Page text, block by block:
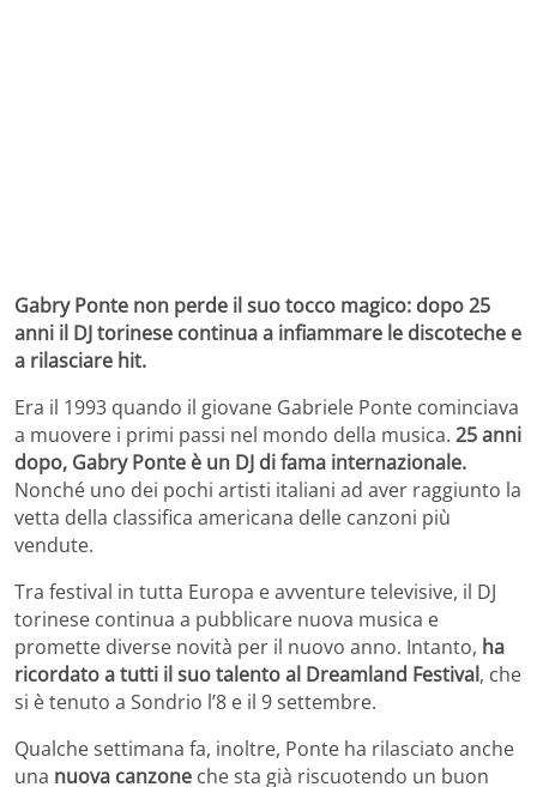
Gabry Ponte non perde il suo tocco magico: dopo 25
anni il DJ torinese continua a infiammare le discoteche e
a rilasciare hit.
Era il 1993 quando il giovane Gabriele Ponte cominciava
a muovere i primi passi nel mondo della musica. 25 anni
dopo, Gabry Ponte è un DJ di fama internazionale.
Nonché uno dei pochi artisti italiani ad aver raggiunto la
vetta della classifica americana delle canzoni più
vendute.
Tra festival in tutta Europa e avventure televisive, il DJ
torinese continua a pubblicare nuova musica e
promette diverse novità per il nuovo anno. Intanto, ha
ricordato a tutti il suo talento al Dreamland Festival, che
si è tenuto a Sondrio l’8 e il 9 settembre.
Qualche settimana fa, inoltre, Ponte ha rilasciato anche
una nuova canzone che sta già riscuotendo un buon